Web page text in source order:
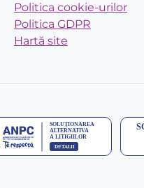
Politica cookie-urilor
Politica GDPR
Hartă site